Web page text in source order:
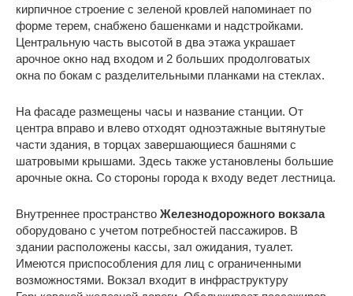
кирпичное строение с зеленой кровлей напоминает по
форме терем, снабжено башенками и надстройками.
Центральную часть высотой в два этажа украшает
арочное окно над входом и 2 больших продолговатых
окна по бокам с разделительными планками на стеклах.
На фасаде размещены часы и название станции. От
центра вправо и влево отходят одноэтажные вытянутые
части здания, в торцах завершающиеся башнями с
шатровыми крышами. Здесь также установлены большие
арочные окна. Со стороны города к входу ведет лестница.
Внутреннее пространство Железнодорожного вокзала
оборудовано с учетом потребностей пассажиров. В
здании расположены кассы, зал ожидания, туалет.
Имеются приспособления для лиц с ограниченными
возможностями. Вокзал входит в инфраструктуру